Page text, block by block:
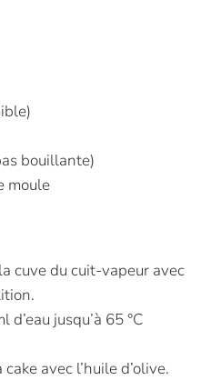
bouillante)
moule
cuve du cuit-vapeur avec
jusqu’à 65 °C
avec l’huile d’olive.